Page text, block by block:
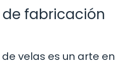
de fabricación
velas es un arte en